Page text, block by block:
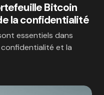
Bitcoin
la confidentialité
essentiels dans
confidentialité et la